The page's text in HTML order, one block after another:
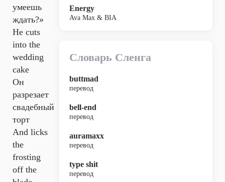
умеешь
ждать?»
He cuts
into the
wedding
cake
Он
разрезает
свадебный
торт
And licks
the
frosting
off the
Energy
Ava Max & BIA
Словарь Сленга
buttmad
перевод
bell-end
перевод
auramaxx
перевод
type shit
перевод